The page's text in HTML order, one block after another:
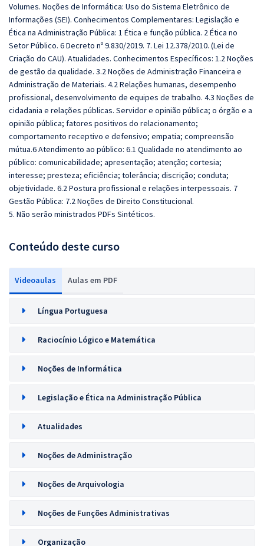
Volumes. Noções de Informática: Uso do Sistema Eletrônico de
Informações (SEI). Conhecimentos Complementares: Legislação e
Ética na Administração Pública: 1 Ética e função pública. 2 Ética no
Setor Público. 6 Decreto nº 9.830/2019. 7. Lei 12.378/2010. (Lei de
Criação do CAU). Atualidades. Conhecimentos Específicos: 1.2 Noções
de gestão da qualidade. 3.2 Noções de Administração Financeira e
Administração de Materiais. 4.2 Relações humanas, desempenho
profissional, desenvolvimento de equipes de trabalho. 4.3 Noções de
cidadania e relações públicas. Servidor e opinião pública; o órgão e a
opinião pública; fatores positivos do relacionamento;
comportamento receptivo e defensivo; empatia; compreensão
mútua.6 Atendimento ao público: 6.1 Qualidade no atendimento ao
público: comunicabilidade; apresentação; atenção; cortesia;
interesse; presteza; eficiência; tolerância; discrição; conduta;
objetividade. 6.2 Postura profissional e relações interpessoais. 7
Gestão Pública: 7.2 Noções de Direito Constitucional.
5. Não serão ministrados PDFs Sintéticos.
Conteúdo deste curso
Videoaulas Aulas em PDF
Língua Portuguesa
Raciocínio Lógico e Matemática
Noções de Informática
Legislação e Ética na Administração Pública
Atualidades
Noções de Administração
Noções de Arquivologia
Noções de Funções Administrativas
Organização